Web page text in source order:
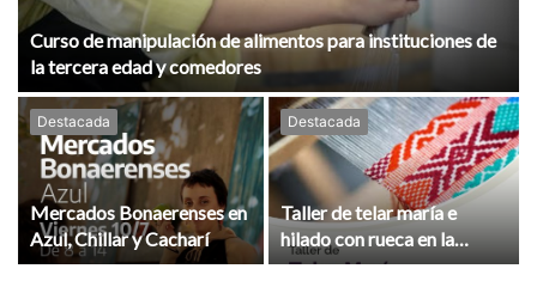
Curso de manipulación de alimentos para instituciones de
la tercera edad y comedores
Destacada
Mercados Bonaerenses en
Azul, Chillar y Cacharí
Destacada
Taller de telar maría e
hilado con rueca en la
Escuela de Platería